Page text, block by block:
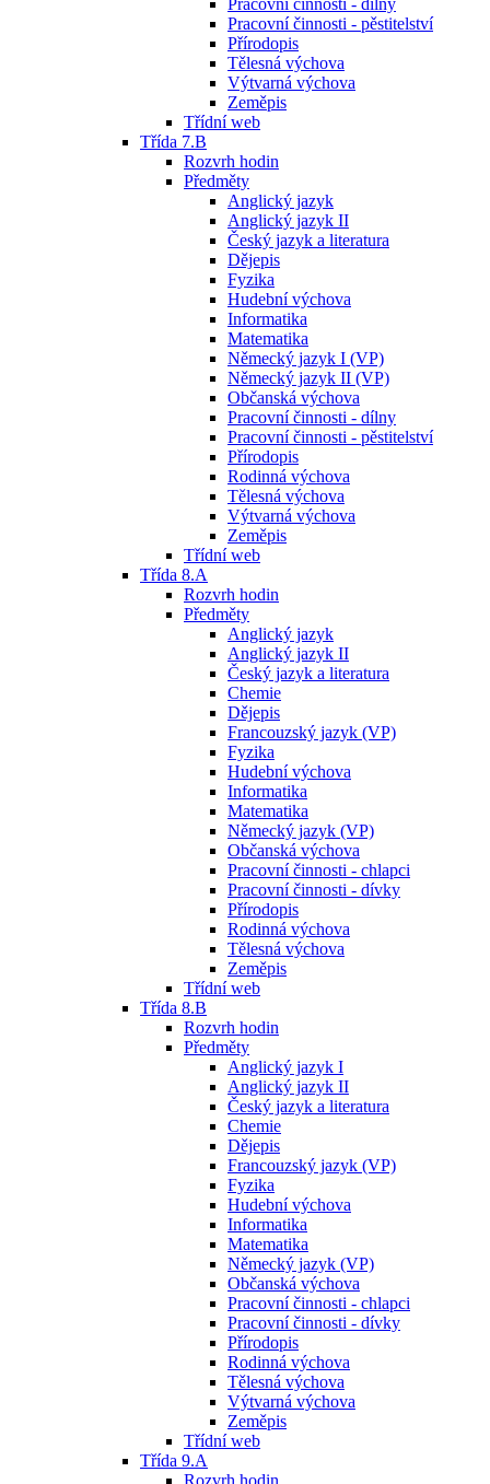
Pracovní činnosti - dílny
Pracovní činnosti - pěstitelství
Přírodopis
Tělesná výchova
Výtvarná výchova
Zeměpis
Třídní web
Třída 7.B
Rozvrh hodin
Předměty
Anglický jazyk
Anglický jazyk II
Český jazyk a literatura
Dějepis
Fyzika
Hudební výchova
Informatika
Matematika
Německý jazyk I (VP)
Německý jazyk II (VP)
Občanská výchova
Pracovní činnosti - dílny
Pracovní činnosti - pěstitelství
Přírodopis
Rodinná výchova
Tělesná výchova
Výtvarná výchova
Zeměpis
Třídní web
Třída 8.A
Rozvrh hodin
Předměty
Anglický jazyk
Anglický jazyk II
Český jazyk a literatura
Chemie
Dějepis
Francouzský jazyk (VP)
Fyzika
Hudební výchova
Informatika
Matematika
Německý jazyk (VP)
Občanská výchova
Pracovní činnosti - chlapci
Pracovní činnosti - dívky
Přírodopis
Rodinná výchova
Tělesná výchova
Zeměpis
Třídní web
Třída 8.B
Rozvrh hodin
Předměty
Anglický jazyk I
Anglický jazyk II
Český jazyk a literatura
Chemie
Dějepis
Francouzský jazyk (VP)
Fyzika
Hudební výchova
Informatika
Matematika
Německý jazyk (VP)
Občanská výchova
Pracovní činnosti - chlapci
Pracovní činnosti - dívky
Přírodopis
Rodinná výchova
Tělesná výchova
Výtvarná výchova
Zeměpis
Třídní web
Třída 9.A
Rozvrh hodin